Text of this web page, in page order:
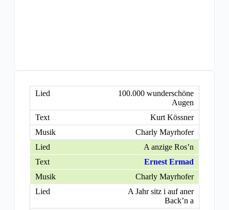
100.000 wunderschöne
Augen
Kurt Kössner
Charly Mayrhofer
A anzige Ros’n
Ernest Ermad
Charly Mayrhofer
A Jahr sitz i auf aner
Back’n a